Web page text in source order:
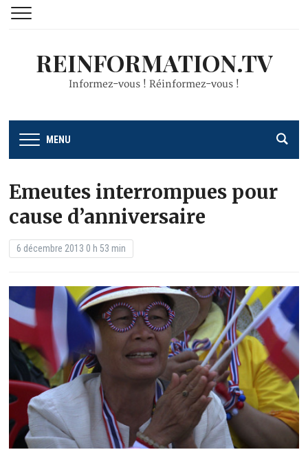
REINFORMATION.TV
Informez-vous ! Réinformez-vous !
MENU
Emeutes interrompues pour
cause d’anniversaire
6 décembre 2013 0 h 53 min